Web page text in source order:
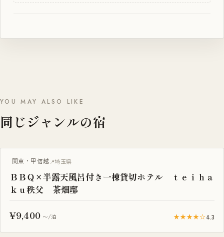
YOU MAY ALSO LIKE
同じジャンルの宿
BBQ・焚き火
関東・甲信越 埼玉県
ＢＢＱ×半露天風呂付き一棟貸切ホテル ｔｅｉｈａ
ｋｕ秩父 茶畑邸
¥9,400 〜/泊 ★★★★☆4.3